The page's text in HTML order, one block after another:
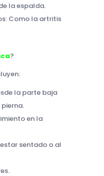
la espalda.
Como la artritis
?
la parte baja
en la
sentado o al